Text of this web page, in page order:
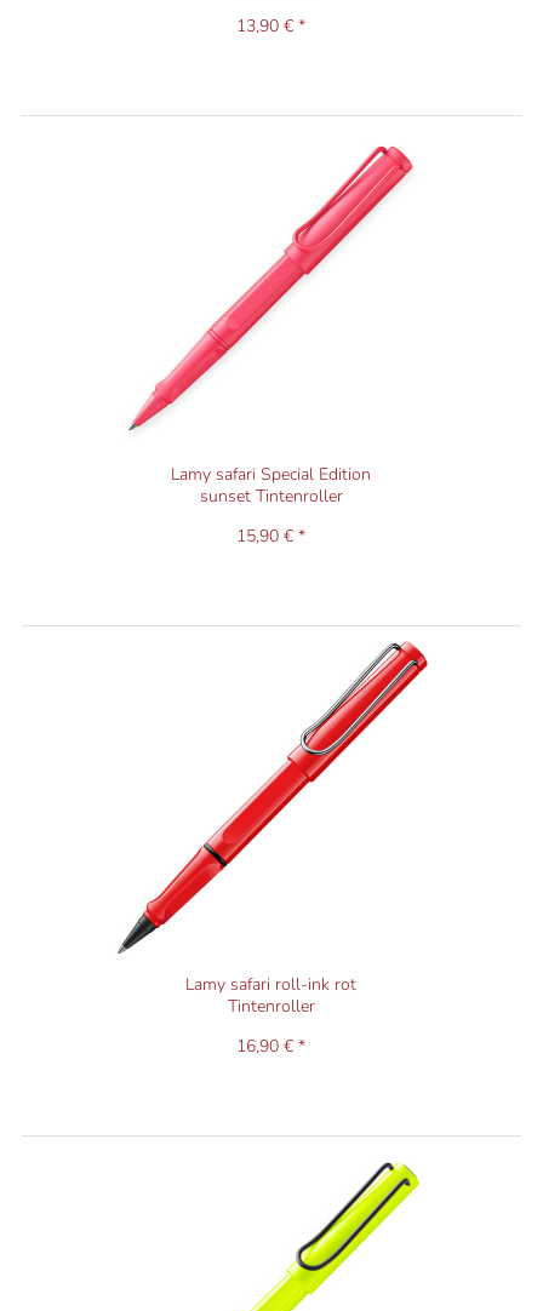
13,90 € *
Lamy safari Special Edition
sunset Tintenroller
15,90 € *
Lamy safari roll-ink rot
Tintenroller
16,90 € *